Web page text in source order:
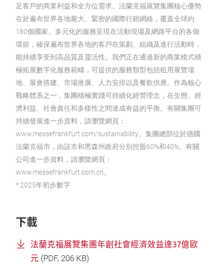
足客戶的商業利益和全方位需求。法蘭克福展覽集團核心優勢
在於遍布世界各地龐大、緊密的國際行銷網絡，覆蓋全球約
180個國家。多元化的服務呈現在活動現場及網路平台的各個
環節，確保遍布世界各地的客戶在策劃、組織及進行活動時，
能持續享受到高品質及靈活性。我們正在通過新的商業模式積
極拓展數字化服務範疇，可提供的服務類型包括租用展覽場
地、展會搭建、市場推廣、人力安排以及餐飲供應。作為核心
戰略體系之一，集團積極實踐可持續化經營理念，在生態、經
濟利益、社會責任和多樣性之間達成有益的平衡。有關集團可
持續發展進一步資料，請瀏覽網頁：
www.messefrankfurt.com/sustainability。集團總部位於德國
法蘭克福市，由該市和黑森州政府分別控股60%和40%。有關
公司進一步資料，請瀏覽網頁：
www.messefrankfurt.com.cn。
* 2025年初步數字
下載
法蘭克福展覽集團年創社會經濟效益達37億歐
元 (PDF, 206 KB)